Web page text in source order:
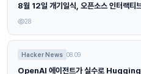
8월 12일 개기일식, 오픈소스 인터랙티
28
Hacker News 08.09
OpenAI 에이전트가 실수로 Hugging